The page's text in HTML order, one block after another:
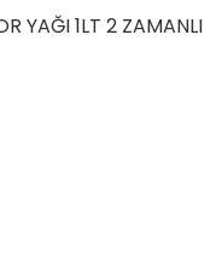
YAĞI 1LT 2 ZAMANLI